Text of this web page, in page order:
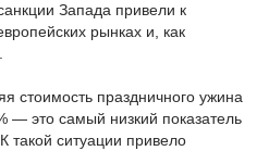
Запада привели к
рынках и, как
стоимость праздничного ужина
— это самый низкий показатель
такой ситуации привело